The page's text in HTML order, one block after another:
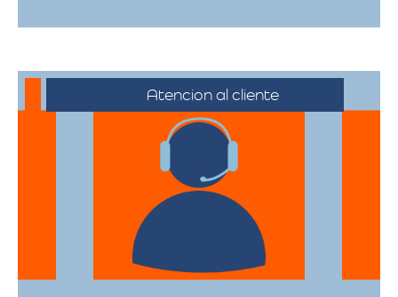
Atencion al cliente
Desde el primer contacto hasta la
finalización de la mudanza, se ofrece un
servicio al cliente excepcional,
adaptándose a sus horarios y
necesidades específicas.